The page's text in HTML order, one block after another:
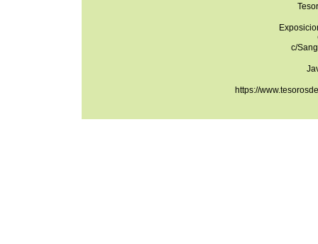
c/
https://